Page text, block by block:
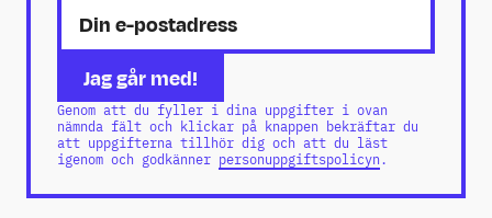
Genom att du fyller i dina uppgifter i ovan
nämnda fält och klickar på knappen bekräftar du
att uppgifterna tillhör dig och att du läst
igenom och godkänner personuppgiftspolicyn.